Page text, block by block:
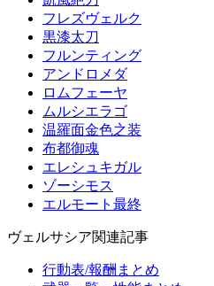
フレズヴェルク
黒漆太刀
フルンティング
アンドロメダ
ロムフェーヤ
ムルシエラゴ
温羅面金色之装
布都御魂
エレシュキガル
ゾーシモス
エルモート最終
ヴェルサシア関連記事
行動表/報酬まとめ